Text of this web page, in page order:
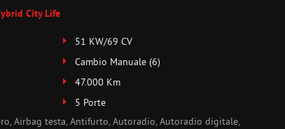
City Life
51 KW/69 CV
Cambio Manuale (6)
47.000 Km
5 Porte
Airbag testa, Antifurto, Autoradio, Autoradio digitale,